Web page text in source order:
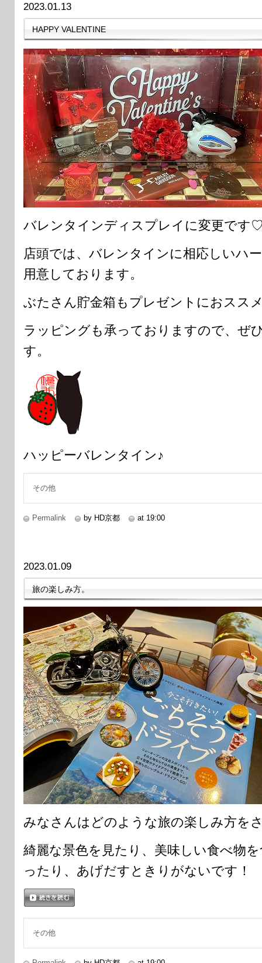
2023.01.13
HAPPY VALENTINE
バレンタインディスプレイに変更です
店頭では、バレンタインに相応しいハ
用意しております。
ぶたさん貯金箱もプレゼントにおスス
ラッピングも承っておりますので、ぜ
す。
ハッピーバレンタイン♪
その他
Permalink by HD京都 at 19:00
2023.01.09
旅の楽しみ方。
みなさんはどのような旅の楽しみ方を
綺麗な景色を見たり、美味しい食べ物
ったり、あげだすときりがないです！
その他